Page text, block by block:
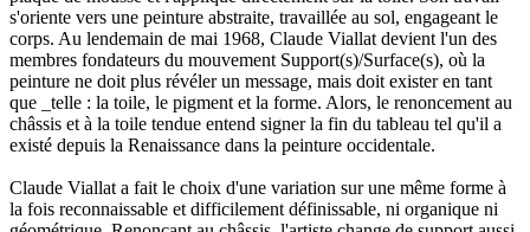
s'oriente vers une peinture abstraite, travaillée au sol, engageant le
corps. Au lendemain de mai 1968, Claude Viallat devient l'un des
membres fondateurs du mouvement Support(s)/Surface(s), où la
peinture ne doit plus révéler un message, mais doit exister en tant
que _telle : la toile, le pigment et la forme. Alors, le renoncement au
châssis et à la toile tendue entend signer la fin du tableau tel qu'il a
existé depuis la Renaissance dans la peinture occidentale.
Claude Viallat a fait le choix d'une variation sur une même forme à
la fois reconnaissable et difficilement définissable, ni organique ni